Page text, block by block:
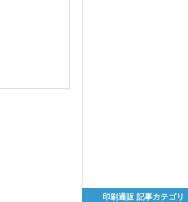
印刷通販 記事カテゴリ